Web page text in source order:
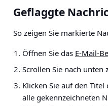
Geflaggte
So zeigen Sie markierte
Öffnen Sie das E-Mail-
Scrollen Sie nach unten
Klicken Sie auf den
alle gekennzeichneten